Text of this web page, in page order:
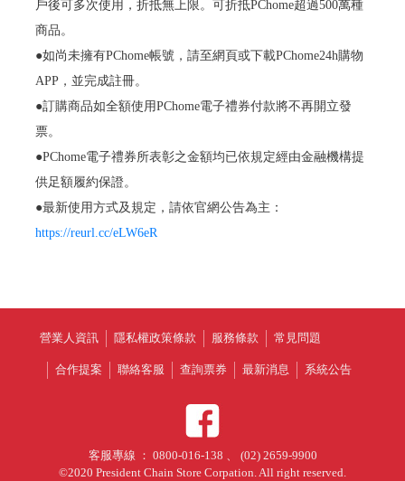
戶後可多次使用，折抵無上限。可折抵PChome超過500萬種
商品。
●如尚未擁有PChome帳號，請至網頁或下載PChome24h購物
APP，並完成註冊。
●訂購商品如全額使用PChome電子禮券付款將不再開立發
票。
●PChome電子禮券所表彰之金額均已依規定經由金融機構提
供足額履約保證。
●最新使用方式及規定，請依官網公告為主：
https://reurl.cc/eLW6eR
營業人資訊 隱私權政策條款 服務條款 常見問題
合作提案 聯絡客服 查詢票券 最新消息 系統公告
客服專線 ： 0800-016-138 、 (02) 2659-9900
©2020 President Chain Store Corpation. All right reserved.